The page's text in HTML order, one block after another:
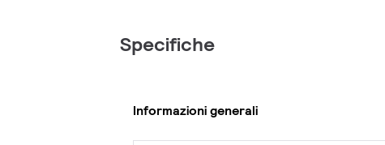
Specifiche
Informazioni generali